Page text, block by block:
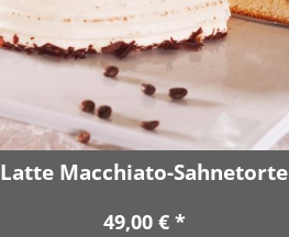
Latte Macchiato-Sahnetorte
49,00 € *